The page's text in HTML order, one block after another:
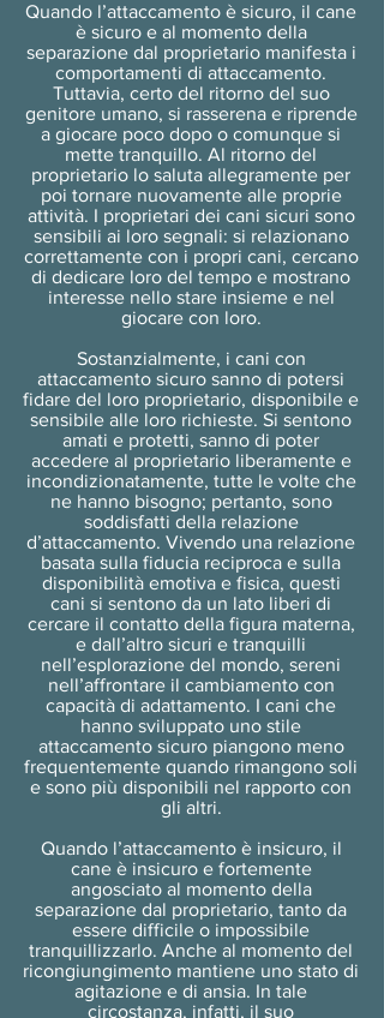
Quando l’attaccamento è sicuro, il cane
è sicuro e al momento della
separazione dal proprietario manifesta i
comportamenti di attaccamento.
Tuttavia, certo del ritorno del suo
genitore umano, si rasserena e riprende
a giocare poco dopo o comunque si
mette tranquillo. Al ritorno del
proprietario lo saluta allegramente per
poi tornare nuovamente alle proprie
attività. I proprietari dei cani sicuri sono
sensibili ai loro segnali: si relazionano
correttamente con i propri cani, cercano
di dedicare loro del tempo e mostrano
interesse nello stare insieme e nel
giocare con loro.
Sostanzialmente, i cani con
attaccamento sicuro sanno di potersi
fidare del loro proprietario, disponibile e
sensibile alle loro richieste. Si sentono
amati e protetti, sanno di poter
accedere al proprietario liberamente e
incondizionatamente, tutte le volte che
ne hanno bisogno; pertanto, sono
soddisfatti della relazione
d’attaccamento. Vivendo una relazione
basata sulla fiducia reciproca e sulla
disponibilità emotiva e fisica, questi
cani si sentono da un lato liberi di
cercare il contatto della figura materna,
e dall’altro sicuri e tranquilli
nell’esplorazione del mondo, sereni
nell’affrontare il cambiamento con
capacità di adattamento. I cani che
hanno sviluppato uno stile
attaccamento sicuro piangono meno
frequentemente quando rimangono soli
e sono più disponibili nel rapporto con
gli altri.
Quando l’attaccamento è insicuro, il
cane è insicuro e fortemente
angosciato al momento della
separazione dal proprietario, tanto da
essere difficile o impossibile
tranquillizzarlo. Anche al momento del
ricongiungimento mantiene uno stato di
agitazione e di ansia. In tale
circostanza, infatti, il suo